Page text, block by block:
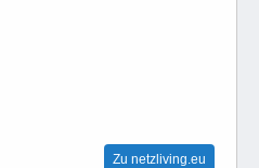
Zu netzliving.eu